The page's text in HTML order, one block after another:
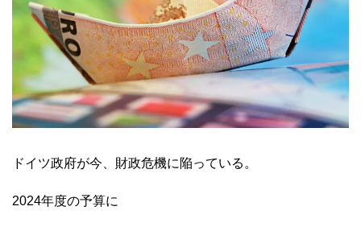
ドイツ政府が今、財政危機に陥っている。
2024年度の予算に